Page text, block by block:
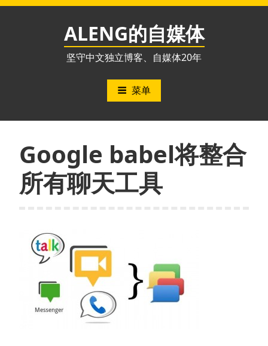
跳
ALENG的自媒体
坚守中文独立博客、自媒体20年
菜单
Google babel将整合
所有聊天工具